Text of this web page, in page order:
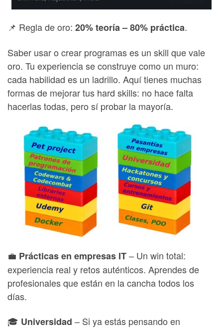
📌 Regla de oro: 20% teoría – 80% práctica.
Saber usar o crear programas es un skill que vale
oro. Tu experiencia se construye como un muro:
cada habilidad es un ladrillo. Aquí tienes muchas
formas de mejorar tus hard skills: no hace falta
hacerlas todas, pero sí probar la mayoría.
💼 Prácticas en empresas IT– Un win total:
experiencia real y retos auténticos. Aprendes de
profesionales que están en la cancha todos los
días.
🎓 Universidad – Si ya estás pensando en